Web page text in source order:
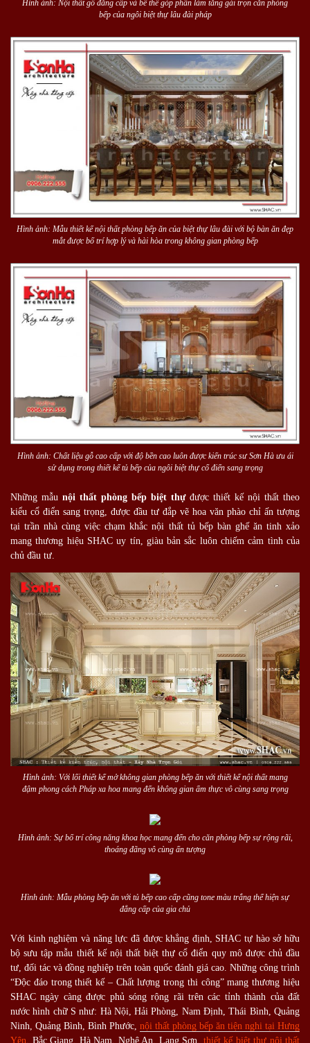
Hình ảnh: Nội thất gỗ đẳng cấp và bề thế góp phần làm tăng gái trọn căn phòng
bếp của ngôi biệt thự lâu đài pháp
Hình ảnh: Mẫu thiết kế nội thất phòng bếp ăn của biệt thự lâu đài với bộ bàn ăn đẹp
mắt được bố trí hợp lý và hài hòa trong không gian phòng bếp
Hình ảnh: Chất liệu gỗ cao cấp với độ bền cao luôn được kiến trúc sư Sơn Hà ưu ái
sử dụng trong thiết kế tủ bếp của ngôi biệt thự cổ điển sang trọng
Những mẫu nội thất phòng bếp biệt thựđược thiết kế nội thất theo
kiểu cổ điển sang trọng, được đầu tư đắp vẽ hoa văn phào chỉ ấn tượng
tại trần nhà cùng việc chạm khắc nội thất tủ bếp bàn ghế ăn tinh xảo
mang thương hiệu SHAC uy tín, giàu bản sắc luôn chiếm cảm tình của
chủ đầu tư.
Hình ảnh: Với lối thiết kế mở không gian phòng bếp ăn với thiết kế nội thất mang
đậm phong cách Pháp xa hoa mang đến không gian ẩm thực vô cùng sang trọng
Hình ảnh: Sự bố trí công năng khoa học mang đến cho căn phòng bếp sự rộng rãi,
thoáng đãng vô cùng ấn tượng
Hình ảnh: Mẫu phòng bếp ăn với tủ bếp cao cấp cũng tone màu trắng thể hiện sự
đẳng cấp của gia chủ
Với kinh nghiệm và năng lực đã được khẳng định, SHAC tự hào sở hữu
bộ sưu tập mẫu thiết kế nội thất biệt thự cổ điển quy mô được chủ đầu
tư, đối tác và đồng nghiệp trên toàn quốc đánh giá cao. Những công trình
“Độc đáo trong thiết kế – Chất lượng trong thi công” mang thương hiệu
SHAC ngày càng được phủ sóng rộng rãi trên các tỉnh thành của đất
nước hình chữ S như: Hà Nội, Hải Phòng, Nam Định, Thái Bình, Quảng
Ninh, Quảng Bình, Bình Phước, nội thất phòng bếp ăn tiện nghi tại Hưng
Yên, Bắc Giang, Hà Nam, Nghệ An, Lạng Sơn, thiết kế biệt thự nội thất